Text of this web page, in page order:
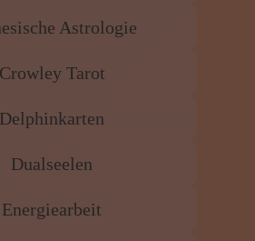
Astrologie
Crowley Tarot
Delphinkarten
Dualseelen
Energiearbeit